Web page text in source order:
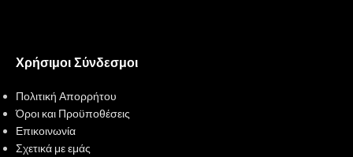
Χρήσιμοι Σύνδεσμοι
Πολιτική Απορρήτου
Όροι και Προϋποθέσεις
Επικοινωνία
Σχετικά με εμάς